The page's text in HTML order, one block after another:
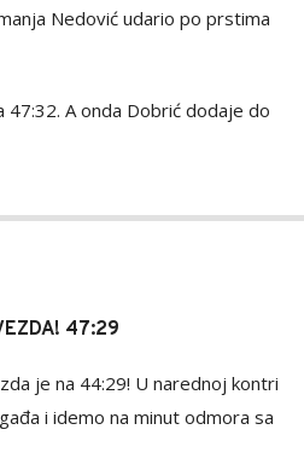
Nedović udario po prstima
47:32. A onda Dobrić dodaje do
47:29
je na 44:29! U narednoj kontri
i idemo na minut odmora sa